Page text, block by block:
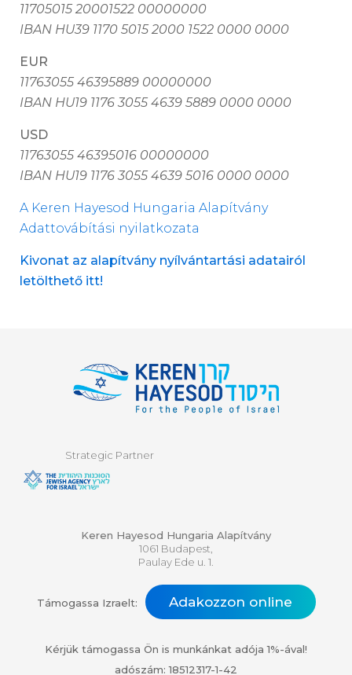
11705015 20001522 00000000
IBAN HU39 1170 5015 2000 1522 0000 0000
EUR
11763055 46395889 00000000
IBAN HU19 1176 3055 4639 5889 0000 0000
USD
11763055 46395016 00000000
IBAN HU19 1176 3055 4639 5016 0000 0000
A Keren Hayesod Hungaria Alapítvány
Adattovábítási nyilatkozata
Kivonat az alapítvány nyílvántartási adatairól
letölthető itt!
Strategic Partner
Keren Hayesod Hungaria Alapítvány
1061 Budapest,
Paulay Ede u. 1.
Támogassa Izraelt: Adakozzon online
Kérjük támogassa Ön is munkánkat adója 1%-ával!
adószám: 18512317-1-42